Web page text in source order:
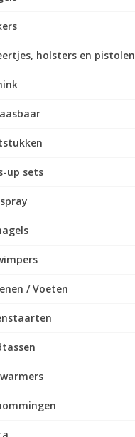
holsters en pistolen
up sets
/ Voeten